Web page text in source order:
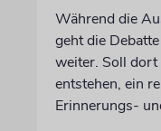
Während die
geht die
weiter. Soll dort
entstehen, ein
Erinnerungs-